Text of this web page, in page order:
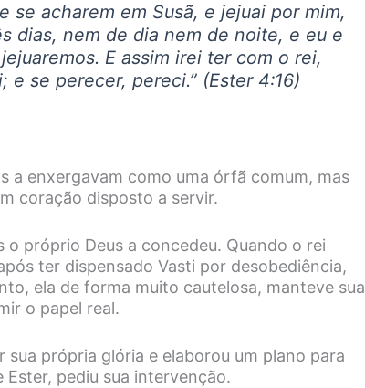
se acharem em Susã, e jejuai por mim,
dias, nem de dia nem de noite, e eu e
E assim irei ter com o rei,
se perecer, pereci.” (Ester 4:16)
a enxergavam como uma órfã comum, mas
coração disposto a servir.
próprio Deus a concedeu. Quando o rei
ter dispensado Vasti por desobediência,
ela de forma muito cautelosa, manteve sua
o papel real.
sua própria glória e elaborou um plano para
pediu sua intervenção.